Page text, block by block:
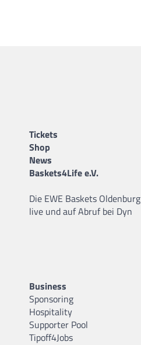
Tickets
Shop
News
Baskets4Life e.V.
Die EWE Baskets Oldenburg
live und auf Abruf bei Dyn
Business
Sponsoring
Hospitality
Supporter Pool
Tipoff4Jobs